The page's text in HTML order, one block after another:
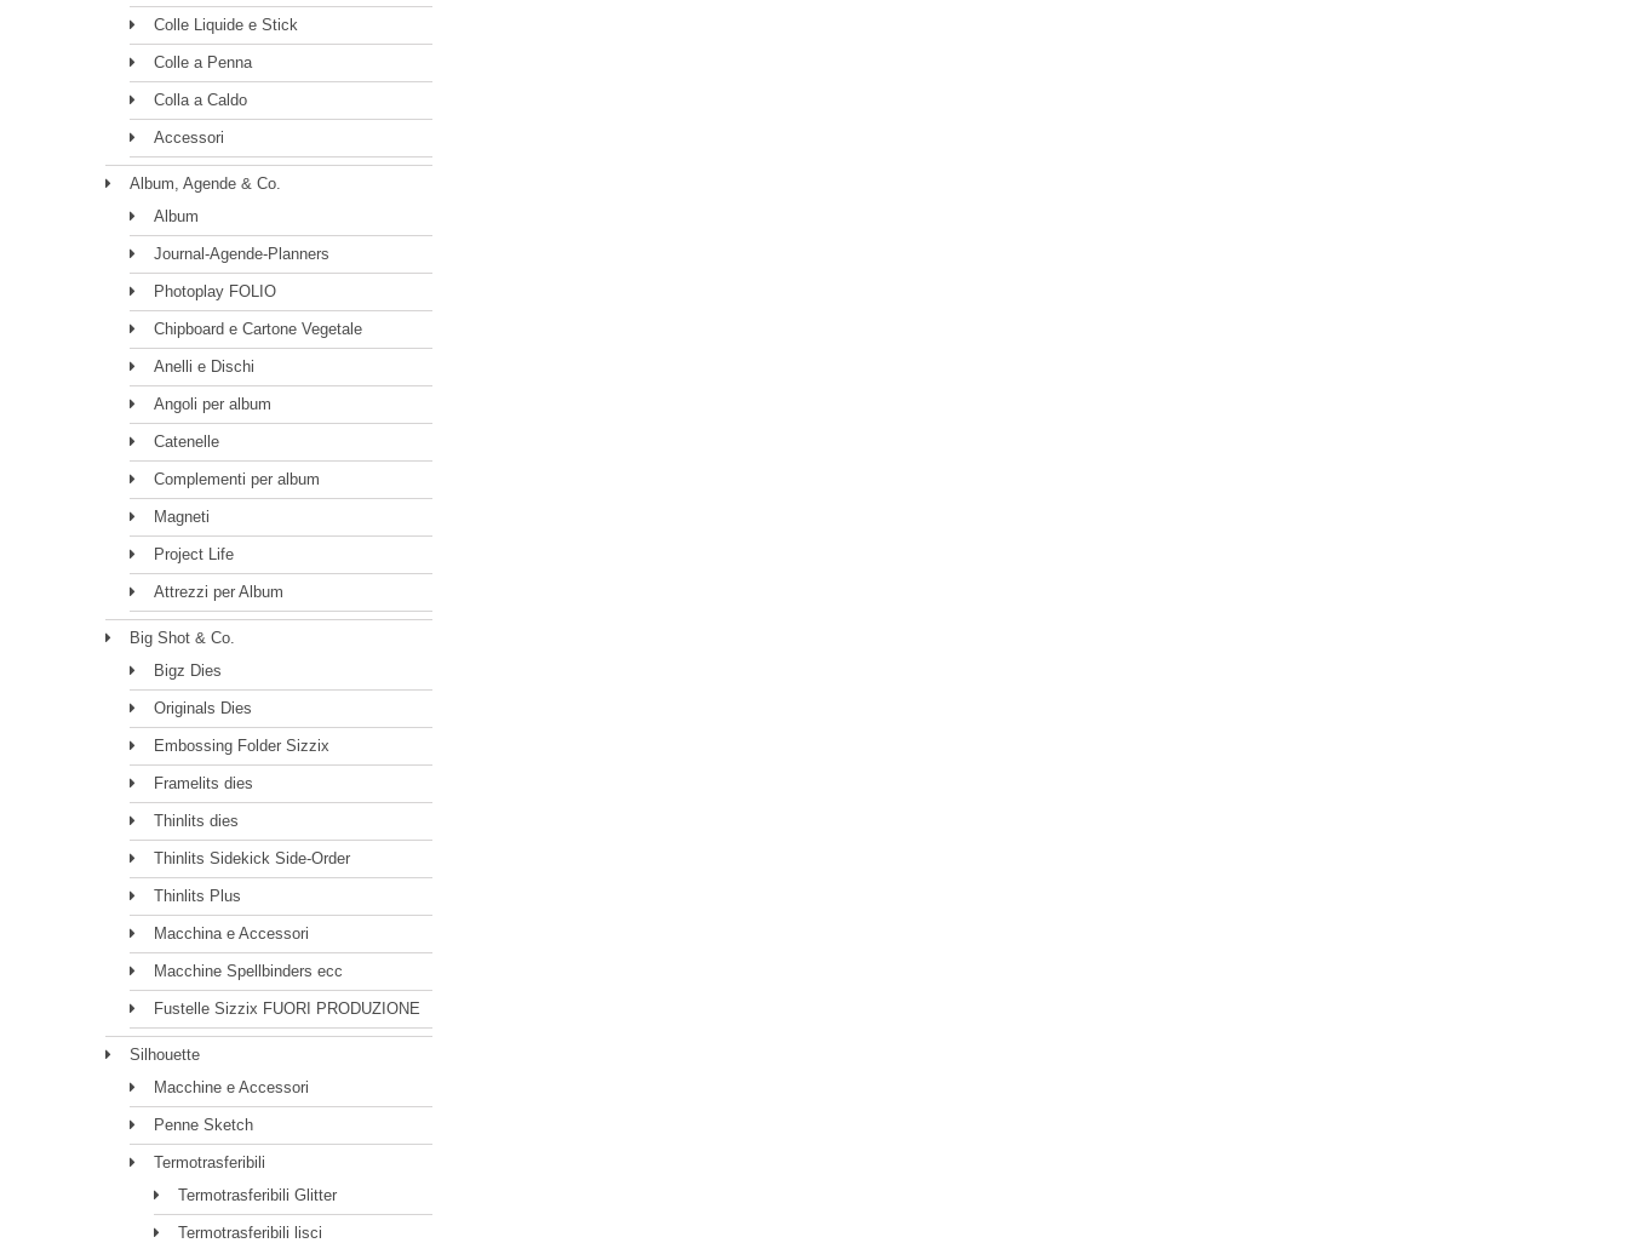
Colle Liquide e Stick
Colle a Penna
Colla a Caldo
Accessori
Album, Agende & Co.
Album
Journal-Agende-Planners
Photoplay FOLIO
Chipboard e Cartone Vegetale
Anelli e Dischi
Angoli per album
Catenelle
Complementi per album
Magneti
Project Life
Attrezzi per Album
Big Shot & Co.
Bigz Dies
Originals Dies
Embossing Folder Sizzix
Framelits dies
Thinlits dies
Thinlits Sidekick Side-Order
Thinlits Plus
Macchina e Accessori
Macchine Spellbinders ecc
Fustelle Sizzix FUORI PRODUZIONE
Silhouette
Macchine e Accessori
Penne Sketch
Termotrasferibili
Termotrasferibili Glitter
Termotrasferibili lisci